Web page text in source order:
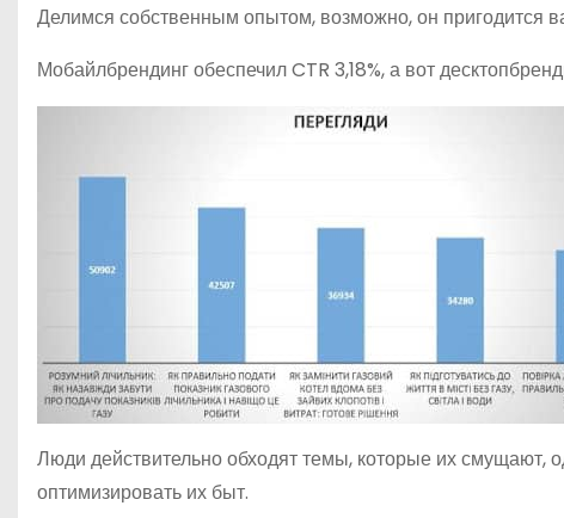
Делимся собственным опытом, возможно, он пригодится
Мобайлбрендинг обеспечил CTR 3,18%, а вот
Люди действительно обходят темы, которые их смущают,
оптимизировать их быт.